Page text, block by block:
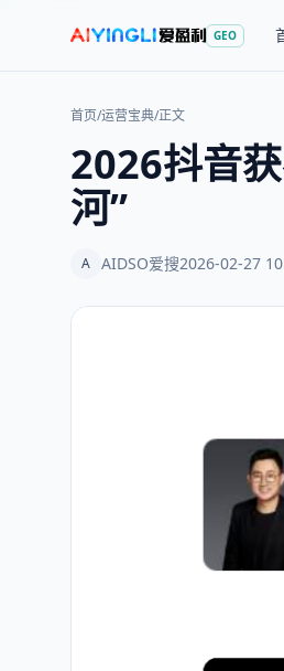
GEO
首页/运营宝典/正文
2026抖音
河”
A AIDSO爱搜2026-02-27